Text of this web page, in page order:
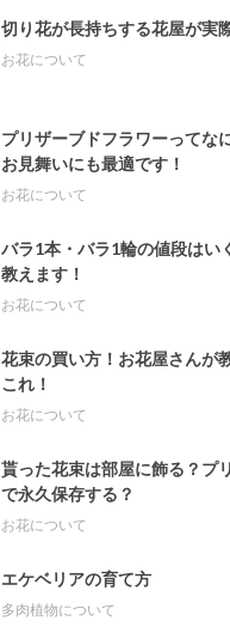
切り花が長持ちする花屋が実
お花について
プリザーブドフラワーってな
お見舞いにも最適です！
お花について
バラ1本・バラ1輪の値段はい
教えます！
お花について
花束の買い方！お花屋さんが
これ！
お花について
貰った花束は部屋に飾る？プ
で永久保存する？
お花について
エケベリアの育て方
多肉植物について